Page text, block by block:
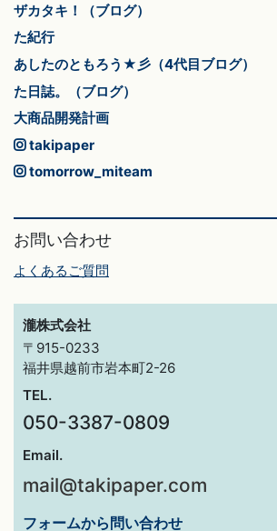
ザカタキ！（ブログ）
た紀行
あしたのともろう★彡（4代目ブログ）
た日誌。（ブログ）
大商品開発計画
takipaper
tomorrow_miteam
お問い合わせ
よくあるご質問
瀧株式会社
〒915-0233
福井県越前市岩本町2-26
TEL.
050-3387-0809
Email.
mail@takipaper.com
フォームから問い合わせ